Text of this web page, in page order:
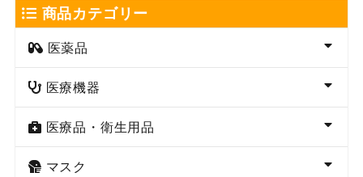
商品カテゴリー
医薬品
医療機器
医療品・衛生用品
マスク